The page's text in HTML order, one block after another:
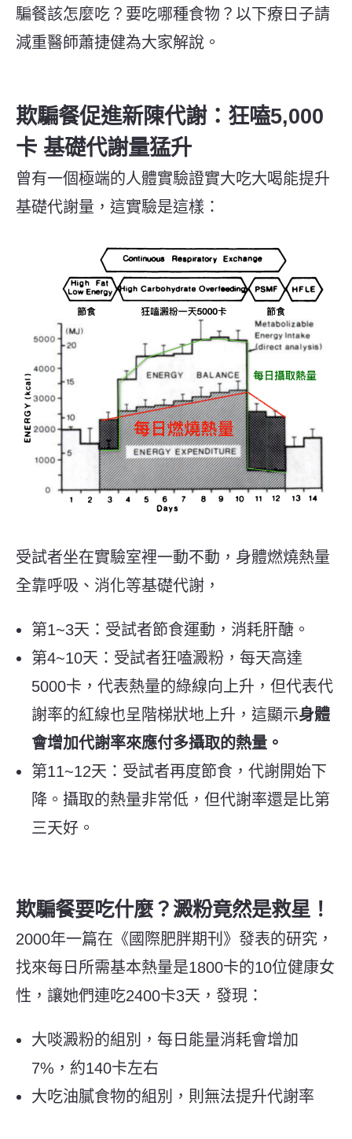
騙餐該怎麼吃？要吃哪種食物？以下療日子請
減重醫師蕭捷健為大家解說。
欺騙餐促進新陳代謝：狂嗑5,000
卡 基礎代謝量猛升
曾有一個極端的人體實驗證實大吃大喝能提升
基礎代謝量，這實驗是這樣：
受試者坐在實驗室裡一動不動，身體燃燒熱量
全靠呼吸、消化等基礎代謝，
第1~3天：受試者節食運動，消耗肝醣。
第4~10天：受試者狂嗑澱粉，每天高達
5000卡，代表熱量的綠線向上升，但代表代
謝率的紅線也呈階梯狀地上升，這顯示身體
會增加代謝率來應付多攝取的熱量。
第11~12天：受試者再度節食，代謝開始下
降。攝取的熱量非常低，但代謝率還是比第
三天好。
欺騙餐要吃什麼？澱粉竟然是救星！
2000年一篇在《國際肥胖期刊》發表的研究，
找來每日所需基本熱量是1800卡的10位健康女
性，讓她們連吃2400卡3天，發現：
大啖澱粉的組別，每日能量消耗會增加
7%，約140卡左右
大吃油膩食物的組別，則無法提升代謝率